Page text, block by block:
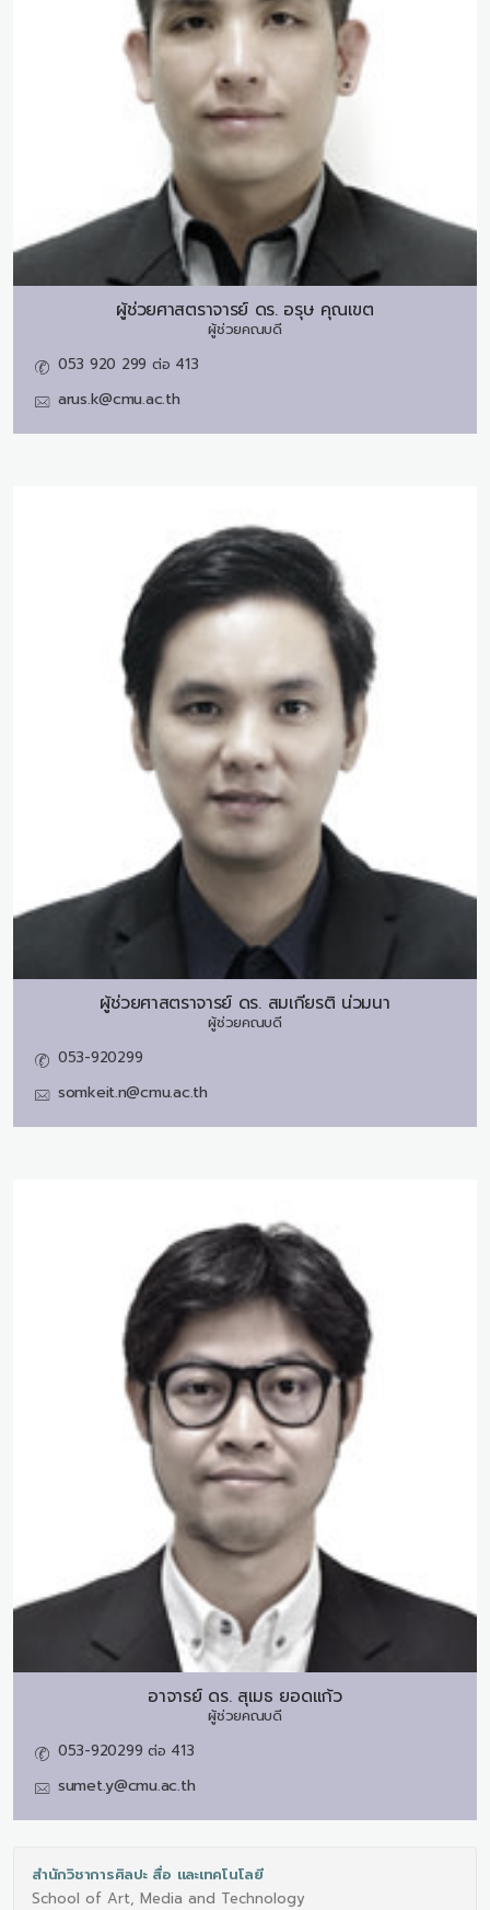
ผู้ช่วยศาสตราจารย์ ดร. อรุษ คุณเขต
ผู้ช่วยคณบดี
053 920 299 ต่อ 413
arus.k@cmu.ac.th
ผู้ช่วยศาสตราจารย์ ดร. สมเกียรติ น่วมนา
ผู้ช่วยคณบดี
053-920299
somkeit.n@cmu.ac.th
อาจารย์ ดร. สุเมธ ยอดแก้ว
ผู้ช่วยคณบดี
053-920299 ต่อ 413
sumet.y@cmu.ac.th
สำนักวิชาการศิลปะ สื่อ และเทคโนโลยี
School of Art, Media and Technology